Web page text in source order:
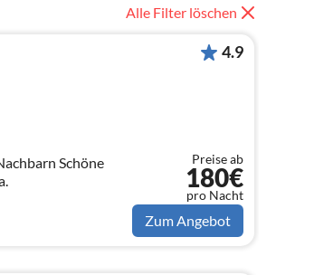
Alle Filter löschen
Schöne
4.9
Preise ab
180€
pro Nacht
Zum Angebot